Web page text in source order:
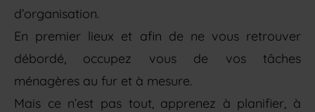
d’organisation.
En premier lieux et afin de ne vous retrouver
débordé, occupez vous de vos tâches
ménagères au fur et à mesure.
Mais ce n’est pas tout, apprenez à planifier, à